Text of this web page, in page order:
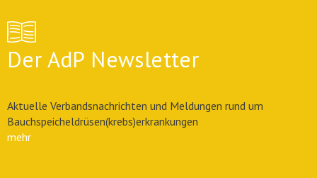
Der AdP Newsletter
Aktuelle Verbandsnachrichten und Meldungen rund um
Bauchspeicheldrüsen(krebs)erkrankungen
mehr